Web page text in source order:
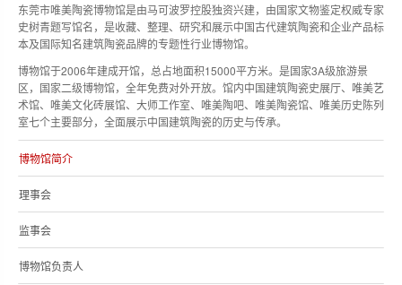
东莞市唯美陶瓷博物馆是由马可波罗控股独资兴建，由国家文物鉴定权威专家
史树青题写馆名，是收藏、整理、研究和展示中国古代建筑陶瓷和企业产品标
本及国际知名建筑陶瓷品牌的专题性行业博物馆。
博物馆于2006年建成开馆，总占地面积15000平方米。是国家3A级旅游景
区，国家二级博物馆，全年免费对外开放。馆内中国建筑陶瓷史展厅、唯美艺
术馆、唯美文化砖展馆、大师工作室、唯美陶吧、唯美陶瓷馆、唯美历史陈列
室七个主要部分，全面展示中国建筑陶瓷的历史与传承。
博物馆简介
理事会
监事会
博物馆负责人